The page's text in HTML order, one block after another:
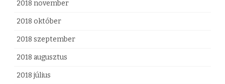
2018 november
2018 október
2018 szeptember
2018 augusztus
2018 július